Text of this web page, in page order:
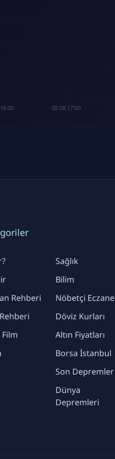
Rehberi
Sağlık
Bilim
Nöbetçi Eczane
Döviz Kurları
Altın Fiyatları
Borsa İstanbul
Son Depremler
Dünya
Depremleri